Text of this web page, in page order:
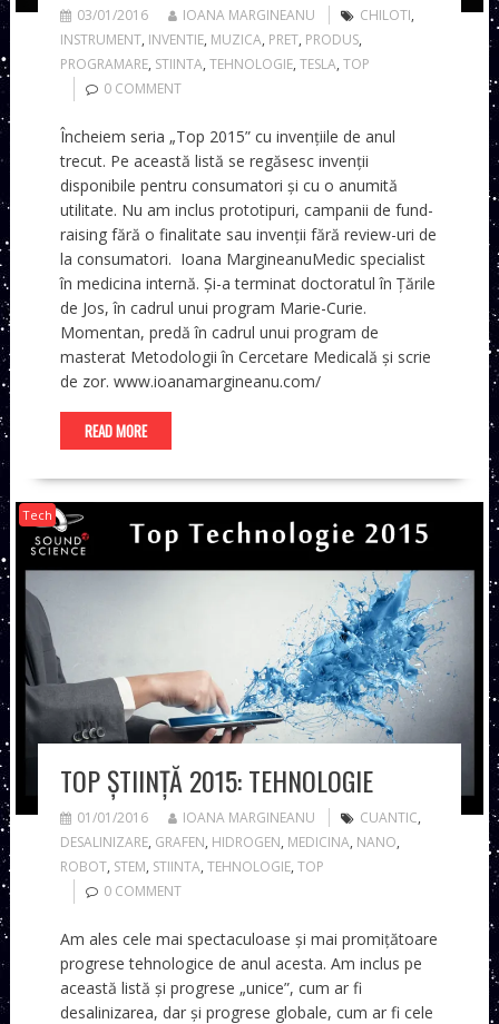
03/01/2016 IOANA MARGINEANU CHILOTI,
INSTRUMENT, INVENTIE, MUZICA, PRET, PRODUS,
PROGRAMARE, STIINTA, TEHNOLOGIE, TESLA, TOP
0 COMMENT
Încheiem seria „Top 2015” cu invențiile de anul
trecut. Pe această listă se regăsesc invenții
disponibile pentru consumatori și cu o anumită
utilitate. Nu am inclus prototipuri, campanii de fund-
raising fără o finalitate sau invenții fără review-uri de
la consumatori. Ioana MargineanuMedic specialist
în medicina internă. Și-a terminat doctoratul în Țările
de Jos, în cadrul unui program Marie-Curie.
Momentan, predă în cadrul unui program de
masterat Metodologii în Cercetare Medicală și scrie
de zor. www.ioanamargineanu.com/
READ MORE
Tech
TOP ŞTIINŢĂ 2015: TEHNOLOGIE
01/01/2016 IOANA MARGINEANU CUANTIC,
DESALINIZARE, GRAFEN, HIDROGEN, MEDICINA, NANO,
ROBOT, STEM, STIINTA, TEHNOLOGIE, TOP
0 COMMENT
Am ales cele mai spectaculoase şi mai promiţătoare
progrese tehnologice de anul acesta. Am inclus pe
această listă și progrese „unice”, cum ar fi
desalinizarea, dar și progrese globale, cum ar fi cele